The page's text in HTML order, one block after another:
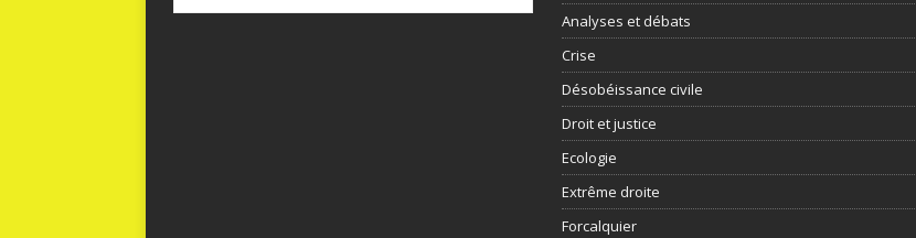
Analyses et débats
Crise
Désobéissance civile
Droit et justice
Ecologie
Extrême droite
Forcalquier